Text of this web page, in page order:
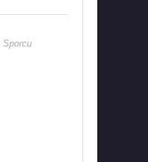
Sporcu